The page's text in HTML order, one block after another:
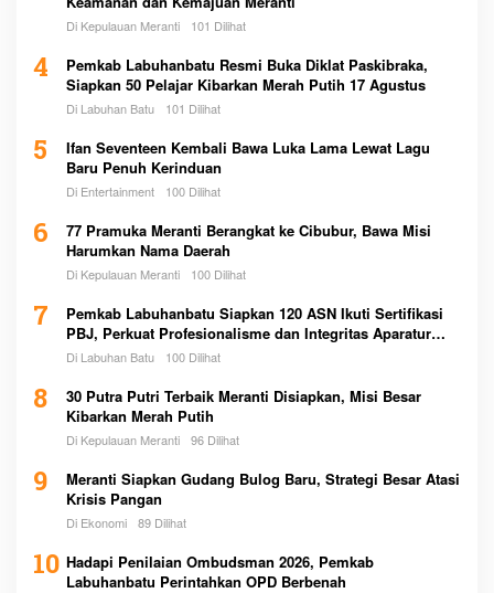
Di Kepulauan Meranti 101 Dilihat
4
Pemkab Labuhanbatu Resmi Buka Diklat Paskibraka,
Siapkan 50 Pelajar Kibarkan Merah Putih 17 Agustus
Di Labuhan Batu 101 Dilihat
5
Ifan Seventeen Kembali Bawa Luka Lama Lewat Lagu
Baru Penuh Kerinduan
Di Entertainment 100 Dilihat
6
77 Pramuka Meranti Berangkat ke Cibubur, Bawa Misi
Harumkan Nama Daerah
Di Kepulauan Meranti 100 Dilihat
7
Pemkab Labuhanbatu Siapkan 120 ASN Ikuti Sertifikasi
PBJ, Perkuat Profesionalisme dan Integritas Aparatur
Pemerintah
Di Labuhan Batu 100 Dilihat
8
30 Putra Putri Terbaik Meranti Disiapkan, Misi Besar
Kibarkan Merah Putih
Di Kepulauan Meranti 96 Dilihat
9
Meranti Siapkan Gudang Bulog Baru, Strategi Besar Atasi
Krisis Pangan
Di Ekonomi 89 Dilihat
10 Hadapi Penilaian Ombudsman 2026, Pemkab
Labuhanbatu Perintahkan OPD Berbenah